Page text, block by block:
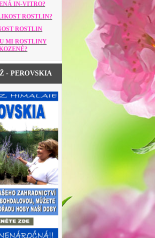
IN-VITRO?
ROSTLIN?
ROSTLIN
MI ROSTLINY
- PEROVSKIA